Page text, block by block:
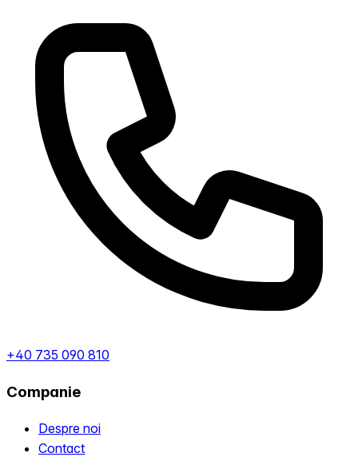
+40 735 090 810
Companie
Despre noi
Contact